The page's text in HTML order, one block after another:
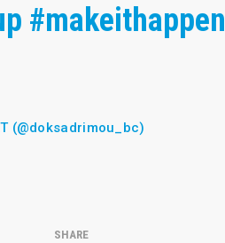
#makeithappen
(@doksadrimou_bc)
SHARE